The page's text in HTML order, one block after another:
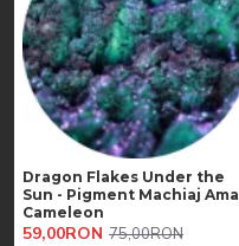
Dragon Flakes Under the
Sun - Pigment Machiaj Ama
Cameleon
59,00RON 75,00RON